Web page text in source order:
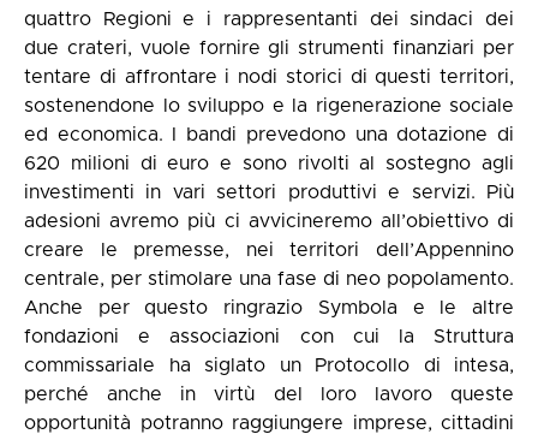
quattro Regioni e i rappresentanti dei sindaci dei
due crateri, vuole fornire gli strumenti finanziari per
tentare di affrontare i nodi storici di questi territori,
sostenendone lo sviluppo e la rigenerazione sociale
ed economica. I bandi prevedono una dotazione di
620 milioni di euro e sono rivolti al sostegno agli
investimenti in vari settori produttivi e servizi. Più
adesioni avremo più ci avvicineremo all’obiettivo di
creare le premesse, nei territori dell’Appennino
centrale, per stimolare una fase di neo popolamento.
Anche per questo ringrazio Symbola e le altre
fondazioni e associazioni con cui la Struttura
commissariale ha siglato un Protocollo di intesa,
perché anche in virtù del loro lavoro queste
opportunità potranno raggiungere imprese, cittadini